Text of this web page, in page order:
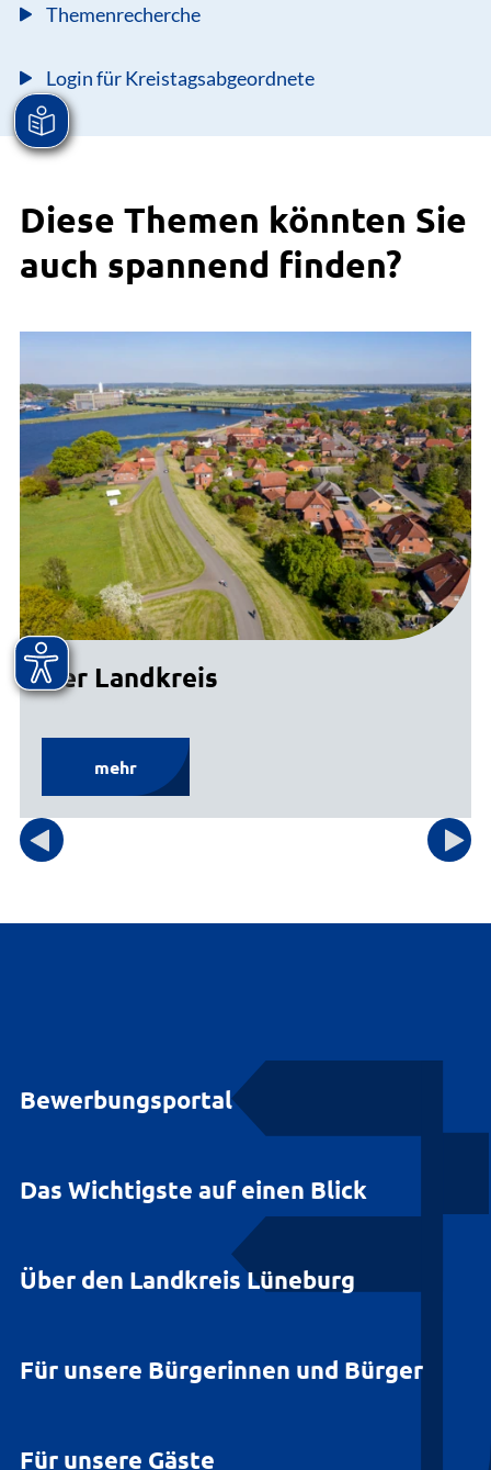
Themenrecherche
Login für Kreistagsabgeordnete
Diese Themen könnten Sie
auch spannend finden?
Der Landkreis
mehr
Bewerbungsportal
Das Wichtigste auf einen Blick
Über den Landkreis Lüneburg
Für unsere Bürgerinnen und Bürger
Für unsere Gäste